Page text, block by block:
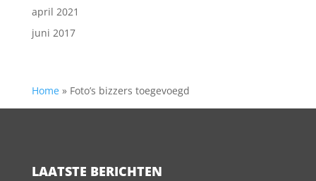
april 2021
juni 2017
Home» Foto’s bizzers toegevoegd
LAATSTE BERICHTEN